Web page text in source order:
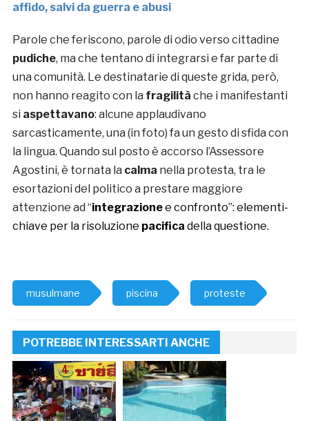
affido, salvi da guerra e abusi
Parole che feriscono, parole di odio verso cittadine
pudiche, ma che tentano di integrarsi e far parte di
una comunità. Le destinatarie di queste grida, però,
non hanno reagito con la fragilità che i manifestanti
si aspettavano: alcune applaudivano
sarcasticamente, una (in foto) fa un gesto di sfida con
la lingua. Quando sul posto è accorso l’Assessore
Agostini, è tornata la calma nella protesta, tra le
esortazioni del politico a prestare maggiore
attenzione ad “integrazionee confronto”: elementi-
chiave per la risoluzione pacifica della questione.
musulmane piscina proteste
POTREBBE INTERESSARTI ANCHE